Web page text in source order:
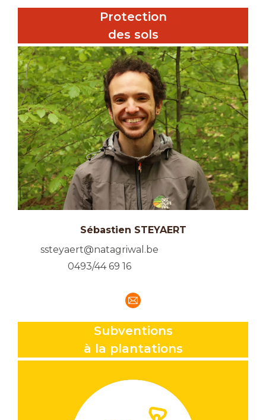
mail
Protection
des sols
Sébastien STEYAERT
ssteyaert@natagriwal.be
0493/44 69 16
E-
mail
Subventions
à la plantations